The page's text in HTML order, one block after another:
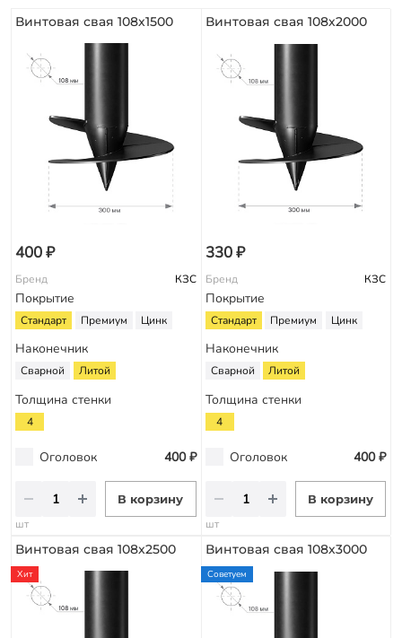
Винтовая свая 108х1500
400 ₽
Бренд КЗС
Покрытие
Стандарт Премиум Цинк
Наконечник
Сварной Литой
Толщина стенки
4
Оголовок 400 ₽
В корзину
шт
Винтовая свая 108х2000
330 ₽
Бренд КЗС
Покрытие
Стандарт Премиум Цинк
Наконечник
Сварной Литой
Толщина стенки
4
Оголовок 400 ₽
В корзину
шт
Винтовая свая 108х2500
Хит
Винтовая свая 108х3000
Советуем